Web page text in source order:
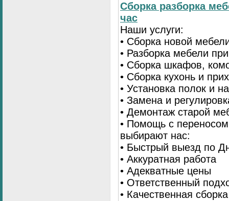
Сборка разборка
час
Наши услуги:
• Сборка новой
• Разборка мебели
• Сборка шкафов,
• Сборка кухонь и
• Установка полок и
• Замена и
• Демонтаж старой
• Помощь с
выбирают нас:
• Быстрый выезд по
• Аккуратная работа
• Адекватные цены
• Ответственный
• Качественная